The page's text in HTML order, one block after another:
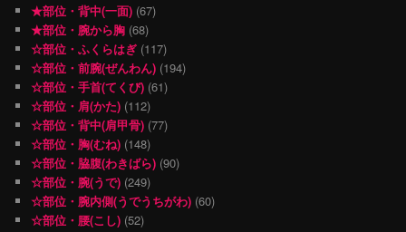
★部位・背中(一面) (67)
★部位・腕から胸 (68)
☆部位・ふくらはぎ (117)
☆部位・前腕(ぜんわん) (194)
☆部位・手首(てくび) (61)
☆部位・肩(かた) (112)
☆部位・背中(肩甲骨) (77)
☆部位・胸(むね) (148)
☆部位・脇腹(わきばら) (90)
☆部位・腕(うで) (249)
☆部位・腕内側(うでうちがわ) (60)
☆部位・腰(こし) (52)